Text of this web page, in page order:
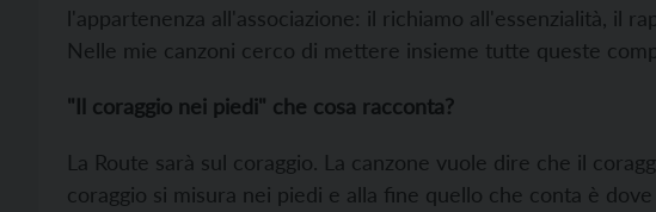
l'appartenenza all'associazione: il richiamo all'essenzialità, il
Nelle mie canzoni cerco di mettere insieme tutte queste
"Il coraggio nei piedi" che cosa racconta?
La Route sarà sul coraggio. La canzone vuole dire che il
coraggio si misura nei piedi e alla fine quello che conta è